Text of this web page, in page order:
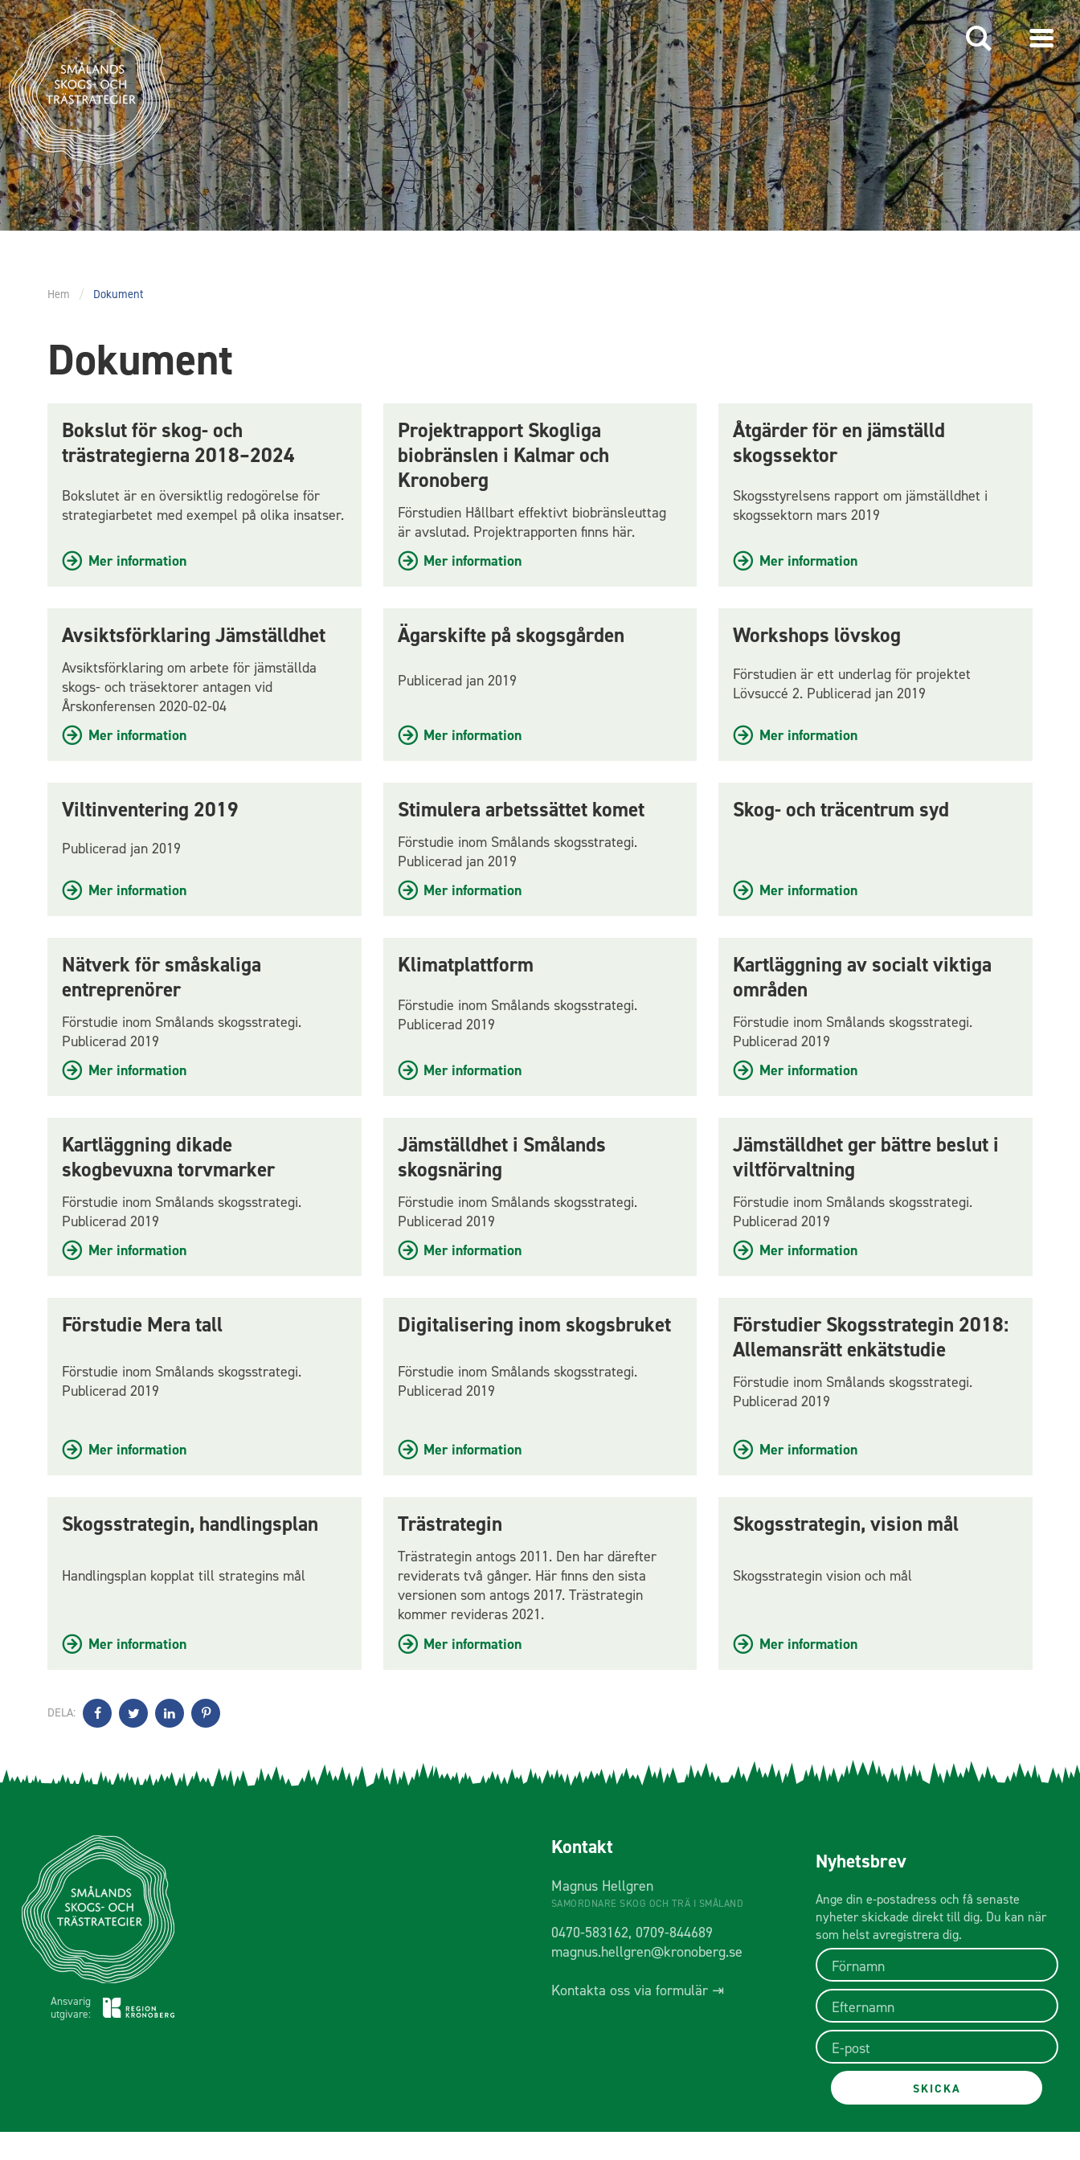
Hem / Dokument
Dokument
Bokslut för skog- och
trästrategierna 2018–2024
Bokslutet är en översiktlig redogörelse för
strategiarbetet med exempel på olika insatser.
Mer information
Projektrapport Skogliga
biobränslen i Kalmar och
Kronoberg
Förstudien Hållbart effektivt biobränsleuttag
är avslutad. Projektrapporten finns här.
Mer information
Åtgärder för en jämställd
skogssektor
Skogsstyrelsens rapport om jämställdhet i
skogssektorn mars 2019
Mer information
Avsiktsförklaring Jämställdhet
Avsiktsförklaring om arbete för jämställda
skogs- och träsektorer antagen vid
Årskonferensen 2020-02-04
Mer information
Ägarskifte på skogsgården
Publicerad jan 2019
Mer information
Workshops lövskog
Förstudien är ett underlag för projektet
Lövsuccé 2. Publicerad jan 2019
Mer information
Viltinventering 2019
Publicerad jan 2019
Mer information
Stimulera arbetssättet komet
Förstudie inom Smålands skogsstrategi.
Publicerad jan 2019
Mer information
Skog- och träcentrum syd
Mer information
Nätverk för småskaliga
entreprenörer
Förstudie inom Smålands skogsstrategi.
Publicerad 2019
Mer information
Klimatplattform
Förstudie inom Smålands skogsstrategi.
Publicerad 2019
Mer information
Kartläggning av socialt viktiga
områden
Förstudie inom Smålands skogsstrategi.
Publicerad 2019
Mer information
Kartläggning dikade
skogbevuxna torvmarker
Förstudie inom Smålands skogsstrategi.
Publicerad 2019
Mer information
Jämställdhet i Smålands
skogsnäring
Förstudie inom Smålands skogsstrategi.
Publicerad 2019
Mer information
Jämställdhet ger bättre beslut i
viltförvaltning
Förstudie inom Smålands skogsstrategi.
Publicerad 2019
Mer information
Förstudie Mera tall
Förstudie inom Smålands skogsstrategi.
Publicerad 2019
Mer information
Digitalisering inom skogsbruket
Förstudie inom Smålands skogsstrategi.
Publicerad 2019
Mer information
Förstudier Skogsstrategin 2018:
Allemansrätt enkätstudie
Förstudie inom Smålands skogsstrategi.
Publicerad 2019
Mer information
Skogsstrategin, handlingsplan
Handlingsplan kopplat till strategins mål
Mer information
Trästrategin
Trästrategin antogs 2011. Den har därefter
reviderats två gånger. Här finns den sista
versionen som antogs 2017. Trästrategin
kommer revideras 2021.
Mer information
Skogsstrategin, vision mål
Skogsstrategin vision och mål
Mer information
DELA:
Ansvarig
utgivare:
Kontakt
Magnus Hellgren
SAMORDNARE SKOG OCH TRÄ I SMÅLAND
0470-583162, 0709-844689
magnus.hellgren@kronoberg.se
Kontakta oss via formulär ⇥
Nyhetsbrev
Ange din e-postadress och få senaste
nyheter skickade direkt till dig. Du kan när
som helst avregistrera dig.